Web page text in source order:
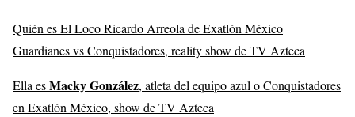
Quién es El Loco Ricardo Arreola de Exatlón México
Guardianes vs Conquistadores, reality show de TV Azteca
Ella esMacky González, atleta del equipo azul o Conquistadores
en Exatlón México, show de TV Azteca